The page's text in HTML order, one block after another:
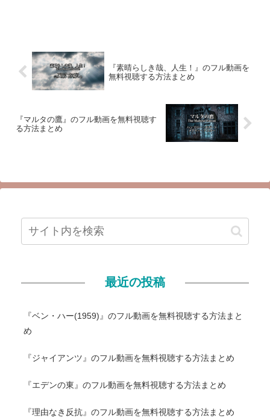
『素晴らしき哉、人生！』のフル動画を
無料視聴する方法まとめ
『マルタの鷹』のフル動画を無料視聴す
る方法まとめ
最近の投稿
『ベン・ハー(1959)』のフル動画を無料視聴する方法まと
め
『ジャイアンツ』のフル動画を無料視聴する方法まとめ
『エデンの東』のフル動画を無料視聴する方法まとめ
『理由なき反抗』のフル動画を無料視聴する方法まとめ